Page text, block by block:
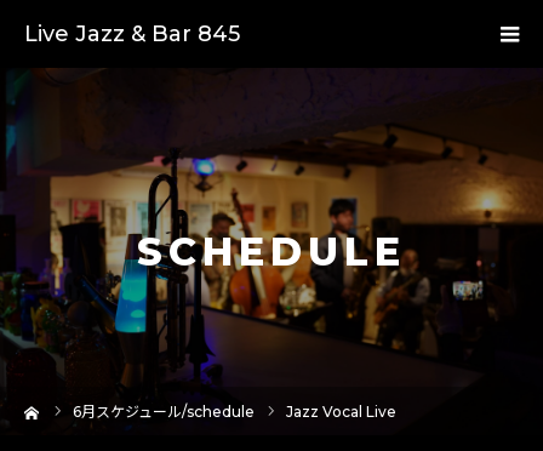
Live Jazz & Bar 845
SCHEDULE
6月スケジュール/schedule Jazz Vocal Live